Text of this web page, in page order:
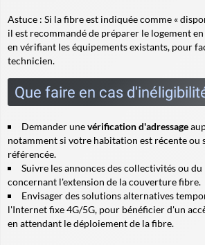
Astuce : Si la fibre est indiquée comme «
il est recommandé de préparer le logement en
en vérifiant les équipements existants, pour
technicien.
Que faire en cas
Demander unevérification d'adressage
notamment si votre habitation est récente ou
référencée.
Suivre les annonces des collectivités ou du
concernant l'extension de la couverture fibre.
Envisager des solutions alternatives
l'Internet fixe 4G/5G, pour bénéficier d'un
en attendant le déploiement de la fibre.